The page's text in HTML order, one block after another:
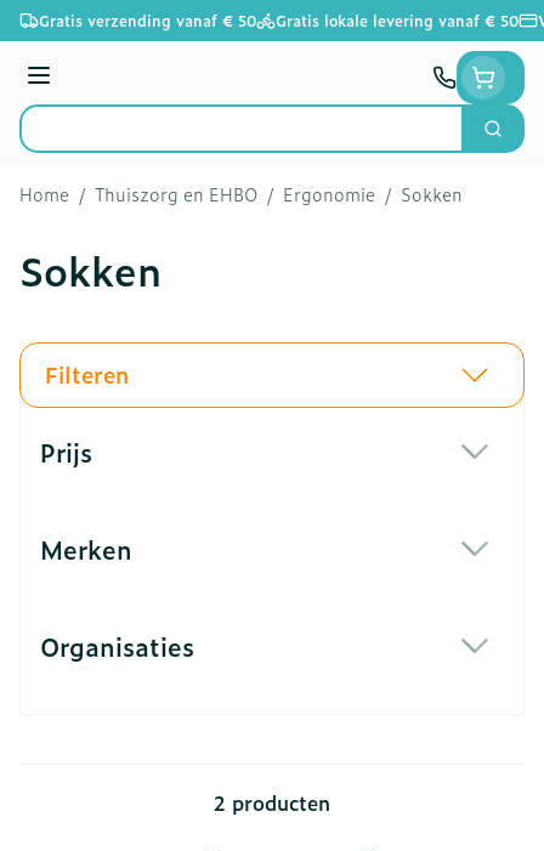
Ga naar de inhoud
Gratis verzending vanaf € 50 Gratis lokale levering vanaf € 50
Menu
Product, merk, categorie...
Zoek
Home / Thuiszorg en EHBO / Ergonomie / Sokken
Sokken
Filteren
Prijs
Merken
Organisaties
2 producten